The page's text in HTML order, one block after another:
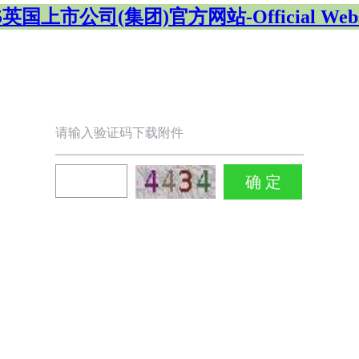
英国上市公司(集团)官方网站-Official
请输入验证码下载附件